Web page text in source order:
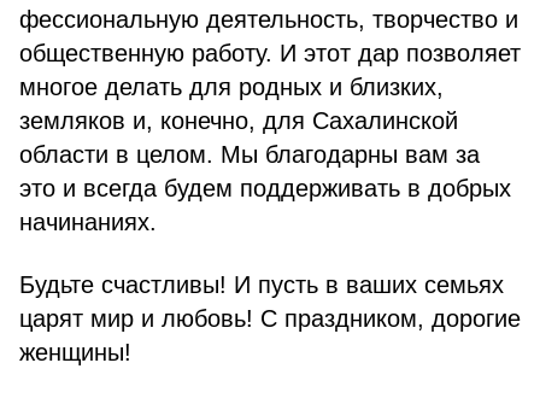
фессиональную деятельность, творчество и
общественную работу. И этот дар позволяет
многое делать для родных и близких,
земляков и, конечно, для Сахалинской
области в целом. Мы благодарны вам за
это и всегда будем поддерживать в добрых
начинаниях.
Будьте счастливы! И пусть в ваших семьях
царят мир и любовь! С праздником, дорогие
женщины!